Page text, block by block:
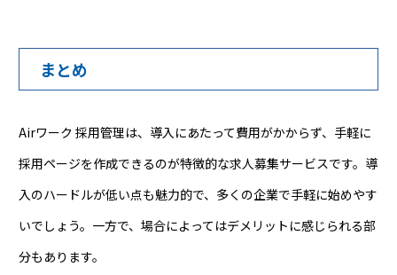
まとめ
Airワーク 採用管理は、導入にあたって費用がかからず、手軽に
採用ページを作成できるのが特徴的な求人募集サービスです。導
入のハードルが低い点も魅力的で、多くの企業で手軽に始めやす
いでしょう。一方で、場合によってはデメリットに感じられる部
分もあります。